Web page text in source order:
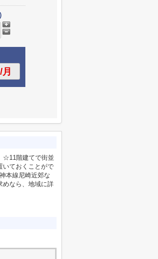
☆11階建てで街並
いておくことがで
本線尼崎近郊な
めなら、地域に詳